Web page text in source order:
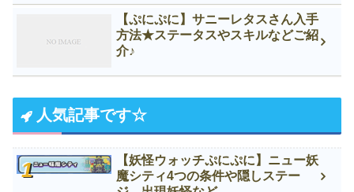
【ぷにぷに】サニーレタスさん入手
方法★ステータスやスキルなどご紹
介♪
人気記事です☆
【妖怪ウォッチぷにぷに】ニュー妖
魔シティ4つの条件や隠しステー